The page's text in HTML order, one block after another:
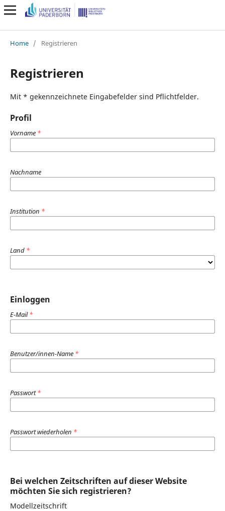
Home / Registrieren
Registrieren
Mit * gekennzeichnete Eingabefelder sind Pflichtfelder.
Profil
Vorname *
Nachname
Institution *
Land *
Einloggen
E-Mail*
Benutzer/innen-Name *
Passwort*
Passwort wiederholen *
Bei welchen Zeitschriften auf dieser Website
möchten Sie sich registrieren?
Modellzeitschrift